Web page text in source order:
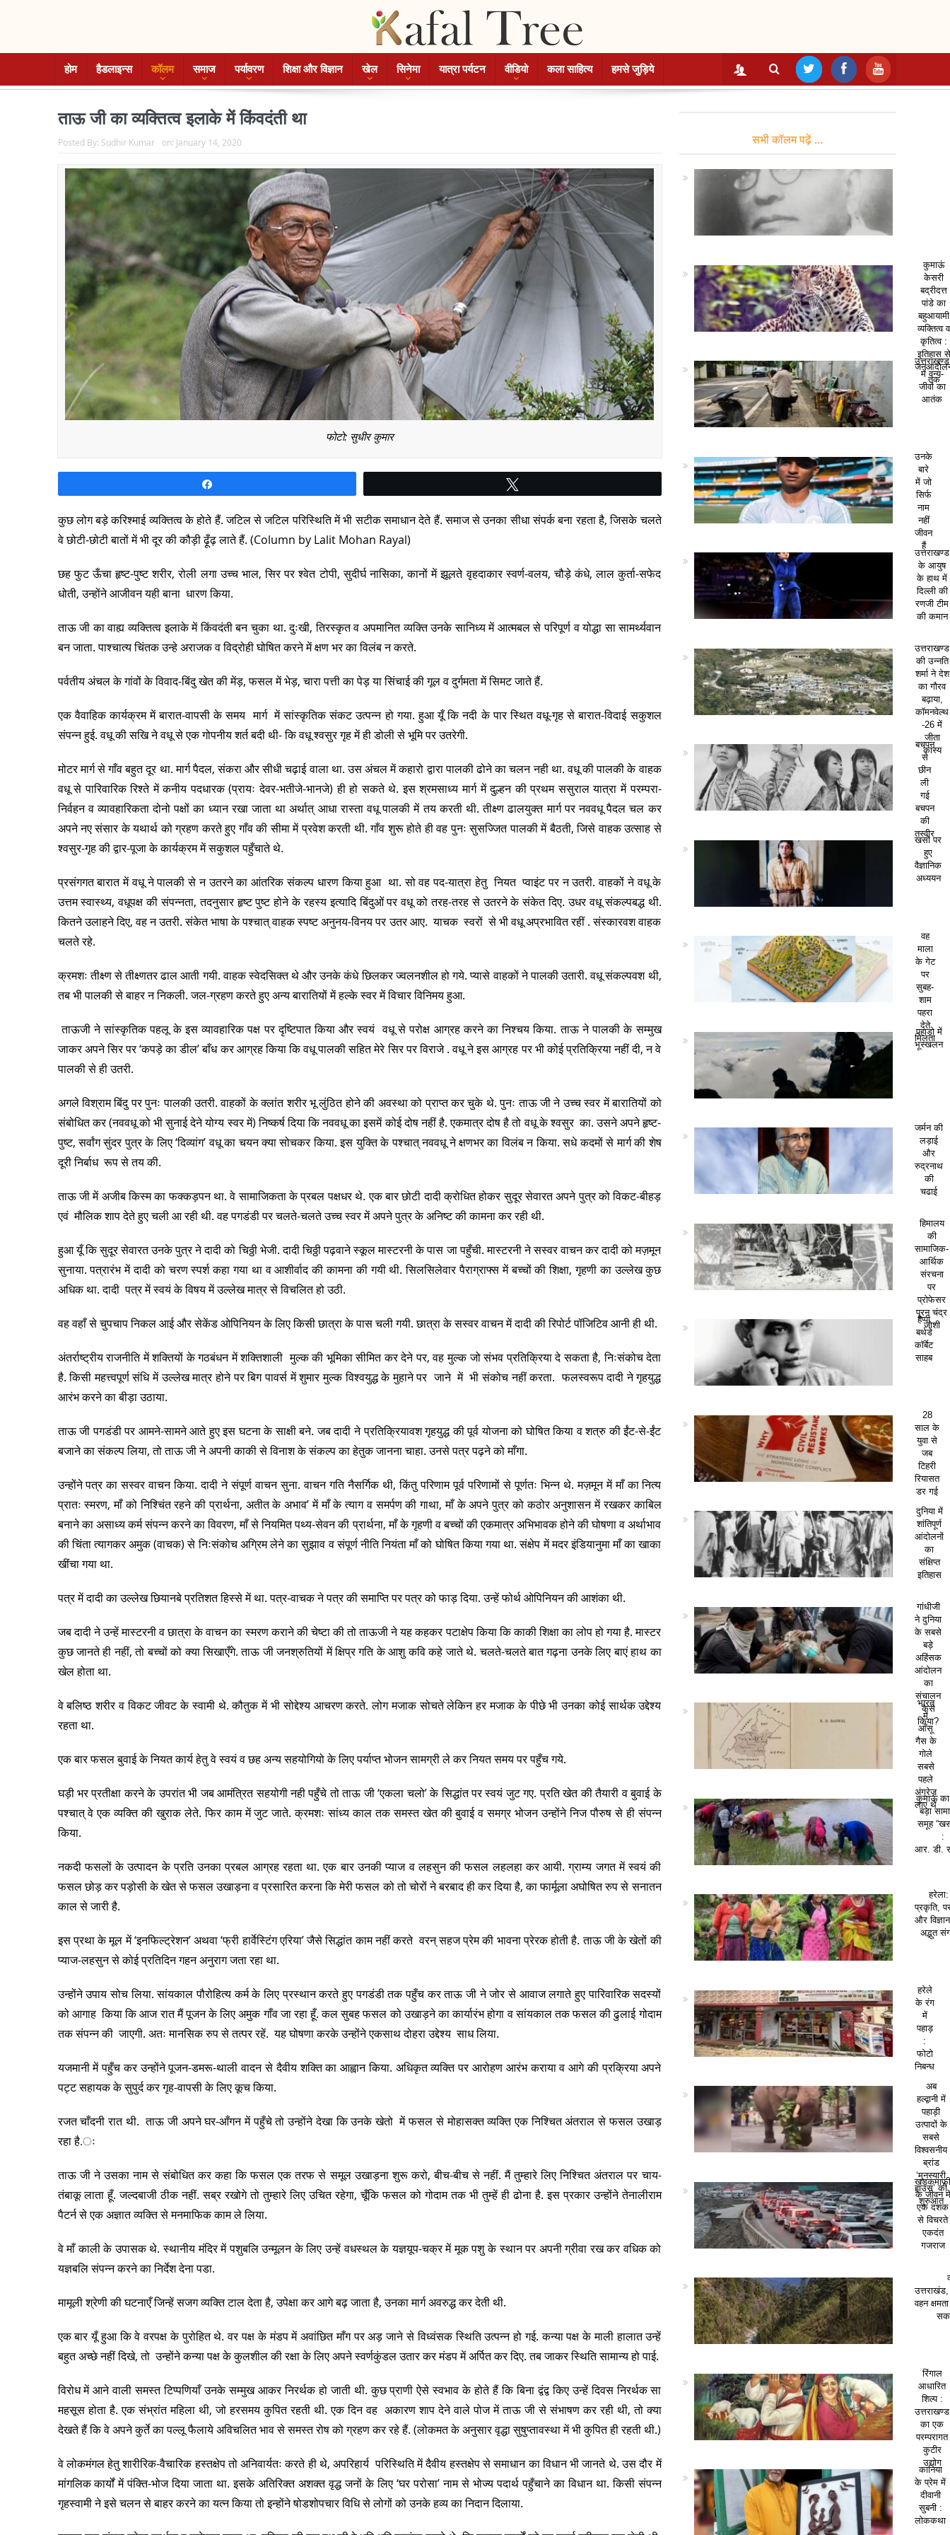
होम हैडलाइन्स कॉलम समाज पर्यावरण शिक्षा और विज्ञान खेल सिनेमा यात्रा पर्यटन वीडियो कला साहित्य हमसे जुड़िये
ताऊ जी का व्यक्तित्व इलाके में किंवदंती था
Posted By: Sudhir Kumar on: January 14, 2020
फोटो: सुधीर कुमार
कुछ लोग बड़े करिश्माई व्यक्तित्व के होते हैं. जटिल से जटिल परिस्थिति में भी सटीक समाधान देते हैं. समाज से उनका सीधा संपर्क बना रहता है, जिसके चलते
वे छोटी-छोटी बातों में भी दूर की कौड़ी ढ़ूँढ़ लाते हैं. (Column by Lalit Mohan Rayal)
छह फुट ऊँचा हृष्ट-पुष्ट शरीर, रोली लगा उच्च भाल, सिर पर श्वेत टोपी, सुदीर्घ नासिका, कानों में झूलते वृहदाकार स्वर्ण-वलय, चौड़े कंधे, लाल कुर्ता-सफेद
धोती, उन्होंने आजीवन यही बाना धारण किया.
ताऊ जी का वाह्य व्यक्तित्व इलाके में किंवदंती बन चुका था. दुःखी, तिरस्कृत व अपमानित व्यक्ति उनके सानिध्य में आत्मबल से परिपूर्ण व योद्धा सा सामर्थ्यवान
बन जाता. पाश्चात्य चिंतक उन्हे अराजक व विद्रोही घोषित करने में क्षण भर का विलंब न करते.
पर्वतीय अंचल के गांवों के विवाद-बिंदु खेत की मेंड़, फसल में भेड़, चारा पत्ती का पेड़ या सिंचाई की गूल व दुर्गमता में सिमट जाते हैं.
एक वैवाहिक कार्यक्रम में बारात-वापसी के समय मार्ग में सांस्कृतिक संकट उत्पन्न हो गया. हुआ यूँ कि नदी के पार स्थित वधू-गृह से बारात-विदाई सकुशल
संपन्न हुई. वधू की सखि ने वधू से एक गोपनीय शर्त बदी थी- कि वधू श्वसुर गृह में ही डोली से भूमि पर उतरेगी.
मोटर मार्ग से गाँव बहुत दूर था. मार्ग पैदल, संकरा और सीधी चढ़ाई वाला था. उस अंचल में कहारो द्वारा पालकी ढोने का चलन नही था. वधू की पालकी के वाहक
वधू से पारिवारिक रिश्ते में कनीय पदधारक (प्रायः देवर-भतीजे-भानजे) ही हो सकते थे. इस श्रमसाध्य मार्ग में दुल्हन की प्रथम ससुराल यात्रा में परम्परा-
निर्वहन व व्यावहारिकता दोनो पक्षों का ध्यान रखा जाता था अर्थात् आधा रास्ता वधू पालकी में तय करती थी. तीक्ष्ण ढालयुक्त मार्ग पर नववधू पैदल चल कर
अपने नए संसार के यथार्थ को ग्रहण करते हुए गाँव की सीमा में प्रवेश करती थी. गाँव शुरू होते ही वह पुनः सुसज्जित पालकी में बैठती, जिसे वाहक उत्साह से
श्वसुर-गृह की द्वार-पूजा के कार्यक्रम में सकुशल पहुँचाते थे.
प्रसंगगत बारात में वधू ने पालकी से न उतरने का आंतरिक संकल्प धारण किया हुआ था. सो वह पद-यात्रा हेतु नियत प्वाइंट पर न उतरी. वाहकों ने वधू के
उत्तम स्वास्थ्य, वधूपक्ष की संपन्नता, तदनुसार हृष्ट पुष्ट होने के रहस्य इत्यादि बिंदुओं पर वधू को तरह-तरह से उतरने के संकेत दिए. उधर वधू संकल्पबद्ध थी.
कितने उलाहने दिए, वह न उतरी. संकेत भाषा के पश्चात् वाहक स्पष्ट अनुनय-विनय पर उतर आए. याचक स्वरों से भी वधू अप्रभावित रहीं . संस्कारवश वाहक
चलते रहे.
क्रमशः तीक्ष्ण से तीक्ष्णतर ढाल आती गयी. वाहक स्वेदसिक्त थे और उनके कंधे छिलकर ज्वलनशील हो गये. प्यासे वाहकों ने पालकी उतारी. वधू संकल्पवश थी,
तब भी पालकी से बाहर न निकली. जल-ग्रहण करते हुए अन्य बारातियों में हल्के स्वर में विचार विनिमय हुआ.
ताऊजी ने सांस्कृतिक पहलू के इस व्यावहारिक पक्ष पर दृष्टिपात किया और स्वयं वधू से परोक्ष आग्रह करने का निश्चय किया. ताऊ ने पालकी के सम्मुख
जाकर अपने सिर पर ‘कपड़े का डील’ बाँध कर आग्रह किया कि वधू पालकी सहित मेरे सिर पर विराजे . वधू ने इस आग्रह पर भी कोई प्रतिक्रिया नहीं दी, न वे
पालकी से ही उतरी.
अगले विश्राम बिंदु पर पुनः पालकी उतरी. वाहकों के क्लांत शरीर भू लुंठित होने की अवस्था को प्राप्त कर चुके थे. पुनः ताऊ जी ने उच्च स्वर में बारातियों को
संबोधित कर (नववधू को भी सुनाई देने योग्य स्वर में) निष्कर्ष दिया कि नववधू का इसमें कोई दोष नहीं है. एकमात्र दोष है तो वधू के श्वसुर का. उसने अपने हृष्ट-
पुष्ट, सर्वांग सुंदर पुत्र के लिए ‘दिव्यांग’ वधू का चयन क्या सोचकर किया. इस युक्ति के पश्चात् नववधू ने क्षणभर का विलंब न किया. सधे कदमों से मार्ग की शेष
दूरी निर्बाध रूप से तय की.
ताऊ जी में अजीब किस्म का फक्कड़पन था. वे सामाजिकता के प्रबल पक्षधर थे. एक बार छोटी दादी क्रोधित होकर सुदूर सेवारत अपने पुत्र को विकट-बीहड़
एवं मौलिक शाप देते हुए चली आ रही थी. वह पगडंडी पर चलते-चलते उच्च स्वर में अपने पुत्र के अनिष्ट की कामना कर रही थी.
हुआ यूँ कि सुदूर सेवारत उनके पुत्र ने दादी को चिठ्ठी भेजी. दादी चिठ्ठी पढ़वाने स्कूल मास्टरनी के पास जा पहुँची. मास्टरनी ने सस्वर वाचन कर दादी को मज़मून
सुनाया. पत्रारंभ में दादी को चरण स्पर्श कहा गया था व आशीर्वाद की कामना की गयी थी. सिलसिलेवार पैराग्राफ्स में बच्चों की शिक्षा, गृहणी का उल्लेख कुछ
अधिक था. दादी पत्र में स्वयं के विषय में उल्लेख मात्र से विचलित हो उठी.
वह वहाँ से चुपचाप निकल आई और सेकेंड ओपिनियन के लिए किसी छात्रा के पास चली गयी. छात्रा के सस्वर वाचन में दादी की रिपोर्ट पॉजिटिव आनी ही थी.
अंतर्राष्ट्रीय राजनीति में शक्तियों के गठबंधन में शक्तिशाली मुल्क की भूमिका सीमित कर देने पर, वह मुल्क जो संभव प्रतिक्रिया दे सकता है, निःसंकोच देता
है. किसी महत्त्वपूर्ण संधि में उल्लेख मात्र होने पर बिग पावर्स में शुमार मुल्क विश्वयुद्ध के मुहाने पर जाने में भी संकोच नहीं करता. फलस्वरूप दादी ने गृहयुद्ध
आरंभ करने का बीड़ा उठाया.
ताऊ जी पगडंडी पर आमने-सामने आते हुए इस घटना के साक्षी बने. जब दादी ने प्रतिक्रियावश गृहयुद्ध की पूर्व योजना को घोषित किया व शत्रु की ईंट-से-ईंट
बजाने का संकल्प लिया, तो ताऊ जी ने अपनी काकी से विनाश के संकल्प का हेतुक जानना चाहा. उनसे पत्र पढ़ने को माँगा.
उन्होंने पत्र का सस्वर वाचन किया. दादी ने संपूर्ण वाचन सुना. वाचन गति नैसर्गिक थी, किंतु परिणाम पूर्व परिणामों से पूर्णतः भिन्न थे. मज़मून में माँ का नित्य
प्रातः स्मरण, माँ को निश्चिंत रहने की प्रार्थना, अतीत के अभाव’ में माँ के त्याग व समर्पण की गाथा, माँ के अपने पुत्र को कठोर अनुशासन में रखकर काबिल
बनाने का असाध्य कर्म संपन्न करने का विवरण, माँ से नियमित पथ्य-सेवन की प्रार्थना, माँ के गृहणी व बच्चों की एकमात्र अभिभावक होने की घोषणा व अर्थाभाव
की चिंता त्यागकर अमुक (वाचक) से निःसंकोच अग्रिम लेने का सुझाव व संपूर्ण नीति नियंता माँ को घोषित किया गया था. संक्षेप में मदर इंडियानुमा माँ का खाका
खींचा गया था.
पत्र में दादी का उल्लेख छियानबे प्रतिशत हिस्से में था. पत्र-वाचक ने पत्र की समाप्ति पर पत्र को फाड़ दिया. उन्हें फोर्थ ओपिनियन की आशंका थी.
जब दादी ने उन्हें मास्टरनी व छात्रा के वाचन का स्मरण कराने की चेष्टा की तो ताऊजी ने यह कहकर पटाक्षेप किया कि काकी शिक्षा का लोप हो गया है. मास्टर
कुछ जानते ही नहीं, तो बच्चों को क्या सिखाएँगे. ताऊ जी जनश्रुतियों में क्षिप्र गति के आशु कवि कहे जाते थे. चलते-चलते बात गढ़ना उनके लिए बाएं हाथ का
खेल होता था.
वे बलिष्ठ शरीर व विकट जीवट के स्वामी थे. कौतुक में भी सोद्देश्य आचरण करते. लोग मजाक सोचते लेकिन हर मजाक के पीछे भी उनका कोई सार्थक उद्देश्य
रहता था.
एक बार फसल बुवाई के नियत कार्य हेतु वे स्वयं व छह अन्य सहयोगियो के लिए पर्याप्त भोजन सामग्री ले कर नियत समय पर पहुँच गये.
घड़ी भर प्रतीक्षा करने के उपरांत भी जब आमंत्रित सहयोगी नही पहुँचे तो ताऊ जी ‘एकला चलो’ के सिद्धांत पर स्वयं जुट गए. प्रति खेत की तैयारी व बुवाई के
पश्चात् वे एक व्यक्ति की खुराक लेते. फिर काम में जुट जाते. क्रमशः सांध्य काल तक समस्त खेत की बुवाई व समग्र भोजन उन्होंने निज पौरुष से ही संपन्न
किया.
नकदी फसलों के उत्पादन के प्रति उनका प्रबल आग्रह रहता था. एक बार उनकी प्याज व लहसुन की फसल लहलहा कर आयी. ग्राम्य जगत में स्वयं की
फसल छोड़ कर पड़ोसी के खेत से फसल उखाड़ना व प्रसारित करना कि मेरी फसल को तो चोरों ने बरबाद ही कर दिया है, का फार्मूला अघोषित रुप से सनातन
काल से जारी है.
इस प्रथा के मूल में ‘इनफिल्ट्रेशन’ अथवा ‘फ्री हार्वेस्टिंग एरिया’ जैसे सिद्धांत काम नहीं करते वरन् सहज प्रेम की भावना प्रेरक होती है. ताऊ जी के खेतों की
प्याज-लहसुन से कोई प्रतिदिन गहन अनुराग जता रहा था.
उन्होंने उपाय सोच लिया. सांयकाल पौरोहित्य कर्म के लिए प्रस्थान करते हुए पगडंडी तक पहुँच कर ताऊ जी ने जोर से आवाज लगाते हुए पारिवारिक सदस्यों
को आगाह किया कि आज रात मैं पूजन के लिए अमुक गाँव जा रहा हूँ. कल सुबह फसल को उखाड़ने का कार्यारंभ होगा व सांयकाल तक फसल की ढुलाई गोदाम
तक संपन्न की जाएगी. अतः मानसिक रुप से तत्पर रहें. यह घोषणा करके उन्होंने एकसाथ दोहरा उद्देश्य साध लिया.
यजमानी में पहुँच कर उन्होंने पूजन-डमरू-थाली वादन से दैवीय शक्ति का आह्वान किया. अधिकृत व्यक्ति पर आरोहण आरंभ कराया व आगे की प्रक्रिया अपने
पट्ट सहायक के सुपुर्द कर गृह-वापसी के लिए कूच किया.
रजत चाँदनी रात थी. ताऊ जी अपने घर-आँगन में पहुँचे तो उन्होंने देखा कि उनके खेतो में फसल से मोहासक्त व्यक्ति एक निश्चित अंतराल से फसल उखाड़
रहा है.ः
ताऊ जी ने उसका नाम से संबोधित कर कहा कि फसल एक तरफ से समूल उखाड़ना शुरू करो, बीच-बीच से नहीं. मैं तुम्हारे लिए निश्चित अंतराल पर चाय-
तंबाकू लाता हूँ. जल्दबाजी ठीक नहीं. सब्र रखोगे तो तुम्हारे लिए उचित रहेगा, चूँकि फसल को गोदाम तक भी तुम्हें ही ढोना है. इस प्रकार उन्होंने तेनालीराम
पैटर्न से एक अज्ञात व्यक्ति से मनमाफिक काम ले लिया.
वे माँ काली के उपासक थे. स्थानीय मंदिर में पशुबलि उन्मूलन के लिए उन्हें वधस्थल के यज्ञयूप-चक्र में मूक पशु के स्थान पर अपनी ग्रीवा रख कर वधिक को
यज्ञबलि संपन्न करने का निर्देश देना पडा.
मामूली श्रेणी की घटनाएँ जिन्हें सजग व्यक्ति टाल देता है, उपेक्षा कर आगे बढ़ जाता है, उनका मार्ग अवरुद्ध कर देती थी.
एक बार यूँ हुआ कि वे वरपक्ष के पुरोहित थे. वर पक्ष के मंडप में अवांछित माँग पर अड़ जाने से विध्वंसक स्थिति उत्पन्न हो गई. कन्या पक्ष के माली हालात उन्हें
बहुत अच्छे नहीं दिखे, तो उन्होंने कन्या पक्ष के कुलशील की रक्षा के लिए अपने स्वर्णकुंडल उतार कर मंडप में अर्पित कर दिए. तब जाकर स्थिति सामान्य हो पाई.
विरोध में आने वाली समस्त टिप्पणियाँ उनके सम्मुख आकर निरर्थक हो जाती थी. कुछ प्राणी ऐसे स्वभाव के होते हैं कि बिना द्वंद्व किए उन्हें दिवस निरर्थक सा
महसूस होता है. एक संभ्रांत महिला थी, जो हरसमय कुपित रहती थी. एक दिन वह अकारण शाप देने वाले पोज में ताऊ जी से संभाषण कर रही थी, तो क्या
देखते हैं कि वे अपने कुर्ते का पल्लू फैलाये अविचलित भाव से समस्त रोष को ग्रहण कर रहे हैं. (लोकमत के अनुसार वृद्धा सुषुप्तावस्था में भी कुपित ही रहती थी.)
वे लोकमंगल हेतु शारीरिक-वैचारिक हस्तक्षेप तो अनिवार्यतः करते ही थे, अपरिहार्य परिस्थिति में दैवीय हस्तक्षेप से समाधान का विधान भी जानते थे. उस दौर में
मांगलिक कार्यों में पंक्ति-भोज दिया जाता था. इसके अतिरिक्त अशक्त वृद्ध जनों के लिए ‘घर परोसा’ नाम से भोज्य पदार्थ पहुँचाने का विधान था. किसी संपन्न
गृहस्वामी ने इसे चलन से बाहर करने का यत्न किया तो इन्होंने षोडशोपचार विधि से लोगों को उनके हव्य का निदान दिलाया.
सभी कॉलम पढ़ें …
कुमाऊं
केसरी
बद्रीदत्त
पांडे का
बहुआयामी
व्यक्तित्व व
कृतित्व :
इतिहास से
तक
उत्तराखण्ड
में वन्य-
जीवों का
आतंक
उनके
बारे
में जो
सिर्फ
नाम
नहीं
जीवन
हैं
उत्तराखण्ड
के आयुष
के हाथ में
दिल्ली की
रणजी टीम
की कमान
उत्तराखण्ड
की उन्नति
शर्मा ने देश
का गौरव
बढ़ाया,
कॉमनवेल्थ
-26 में
जीता
कांस्य
बचपन
से
छीन
ली
गई
बचपन
की
तस्वीर
खसों पर
हुए
वैज्ञानिक
अध्ययन
वह
माला
के गेट
पर
सुबह-
शाम
पहरा
देते
मिलता
पहाड़ो में
भूस्खलन
जर्मन की
लड़ाई
और
रुद्रनाथ
की
चढाई
हिमालय
की
सामाजिक-
आर्थिक
संरचना
पर
प्रोफेसर
पूरन चंद्र
जोशी
हैप्पी
बर्थडे
कॉर्बेट
साहब
28
साल के
युवा से
जब
टिहरी
रियासत
डर गई
दुनिया में
शांतिपूर्ण
आंदोलनों
का
संक्षिप्त
इतिहास
गांधीजी
ने दुनिया
के सबसे
बड़े
अहिंसक
आंदोलन
का
संचालन
कैसे
किया?
भारत
में
आँसू
गैस के
गोले
सबसे
पहले
अंग्रेज़
लाए थे
कुमाऊं
बड़ा
समूह
:
आर. डी.
हरेला:
प्रकृति,
और
अद्भुत
हरेले
के रंग
में
पहाड़
:
फोटो
निबन्ध
अब
हल्द्वानी में
पहाड़ी
उत्पादों के
सबसे
विश्वसनीय
ब्रांड
‘मुनस्यारी
हाउस’ की
शुरुआत
के जीवन में
एक दशक
से विचरते
एकदंत
गजराज
उत्तराखंड,
वहन
रिंगाल
आधारित
शिल्प :
उत्तराखण्ड
का एक
परम्परागत
कुटीर
उद्योग
कानिया
के प्रेम में
दीवानी
सुबनी :
लोककथा